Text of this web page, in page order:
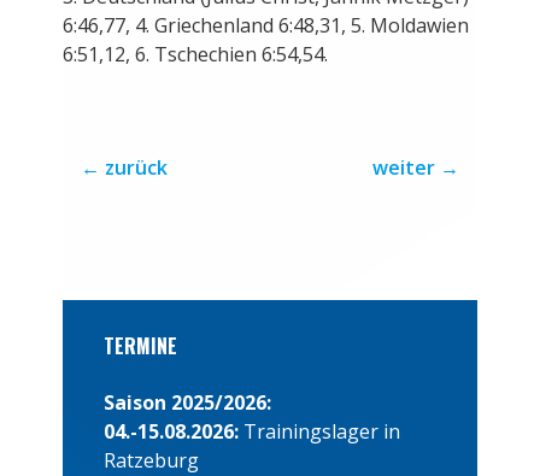
6:46,77, 4. Griechenland 6:48,31, 5. Moldawien
6:51,12, 6. Tschechien 6:54,54.
← zurück weiter →
TERMINE
Saison 2025/2026:
04.-15.08.2026: Trainingslager in
Ratzeburg